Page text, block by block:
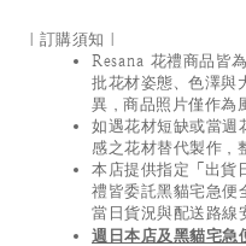
｜訂購須知｜
Resana 花禮商品皆
批花材姿態、色澤與
異，商品照片僅作為
如遇花材短缺或當週
感之花材替代製作，
本店提供指定「出貨
禮皆委託黑貓宅急便
當日貨況與配送路線
週日本店及黑貓宅急